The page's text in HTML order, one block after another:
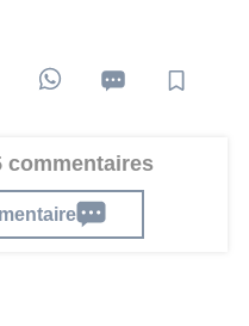
commentaires